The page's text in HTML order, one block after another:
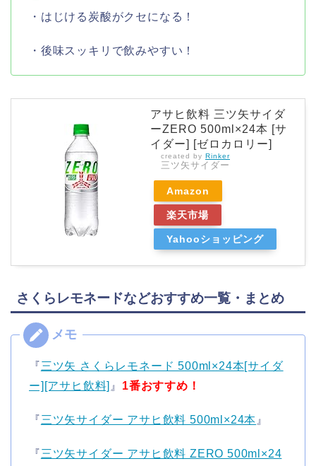
・はじける炭酸がクセになる！
・後味スッキリで飲みやすい！
アサヒ飲料 三ツ矢サイダ
ーZERO 500ml×24本 [サ
イダー] [ゼロカロリー]
created by Rinker
三ツ矢サイダー
Amazon
楽天市場
Yahooショッピング
さくらレモネードなどおすすめ一覧・まとめ
『三ツ矢 さくらレモネード 500ml×24本[サイダ
ー][アサヒ飲料] 』 1番おすすめ！
『三ツ矢サイダー アサヒ飲料 500ml×24本 』
『三ツ矢サイダー アサヒ飲料 ZERO 500ml×24